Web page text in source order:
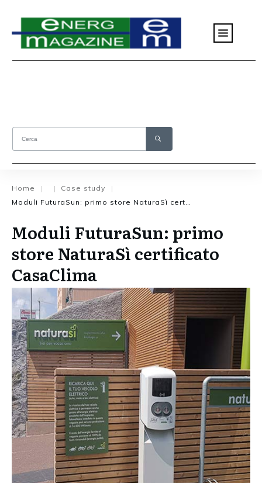
Home | | Case study
|
Moduli FuturaSun: primo
store NaturaSì certificato
CasaClima